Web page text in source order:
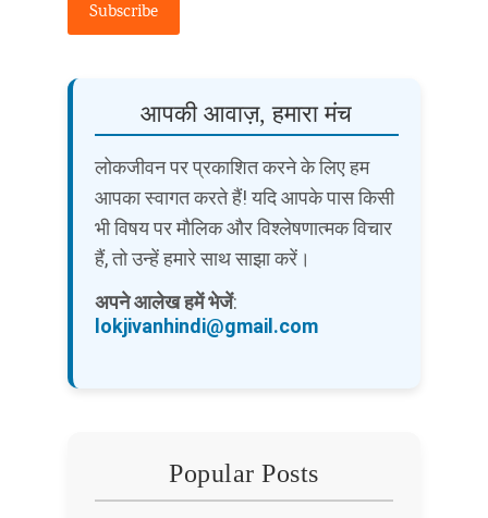
Subscribe
आपकी आवाज़, हमारा मंच
लोकजीवन पर प्रकाशित करने के लिए हम
आपका स्वागत करते हैं! यदि आपके पास किसी
भी विषय पर मौलिक और विश्लेषणात्मक विचार
हैं, तो उन्हें हमारे साथ साझा करें।
अपने आलेख हमें भेजें:
lokjivanhindi@gmail.com
Popular Posts